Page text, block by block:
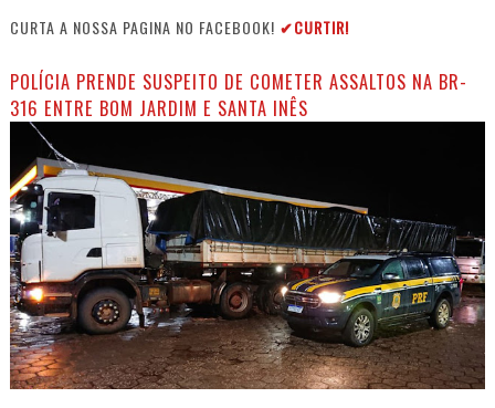
CURTA A NOSSA PAGINA NO FACEBOOK! ✔CURTIR!
POLÍCIA PRENDE SUSPEITO DE COMETER ASSALTOS NA BR-
316 ENTRE BOM JARDIM E SANTA INÊS